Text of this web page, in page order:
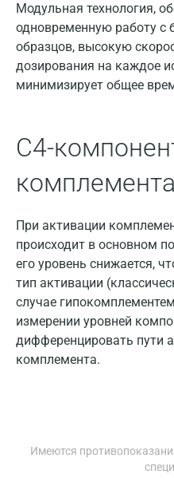
Модульная технология,
одновременную работу с
образцов, высокую
дозирования на каждое
минимизирует общее
С4-
комплемента
При активации
происходит в основном
его уровень снижается,
тип активации
случае
измерении уровней
дифференцировать пути
комплемента.
Геленджик
Голубое
Дзержинск
Дмитров
Екатеринбург
Жуковский
Звенигород
Зеленоград
Иваново
Истра
Имеются